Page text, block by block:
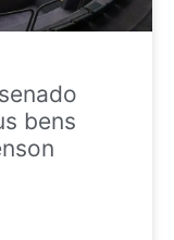
bens